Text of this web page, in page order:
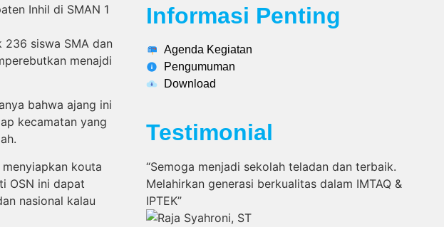
Inhil di SMAN 1
236 siswa SMA dan
menajdi
bahwa ajang ini
kecamatan yang
kouta
OSN ini dapat
nasional kalau
Informasi Penting
Agenda Kegiatan
Pengumuman
Download
Testimonial
“Semoga menjadi sekolah teladan dan terbaik.
Melahirkan generasi berkualitas dalam IMTAQ &
IPTEK”